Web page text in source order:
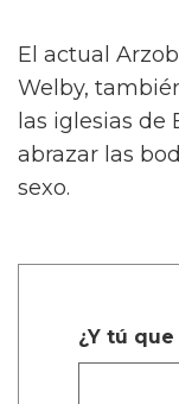
El actual
Welby,
las iglesias de
abrazar las
sexo.
¿Y tú